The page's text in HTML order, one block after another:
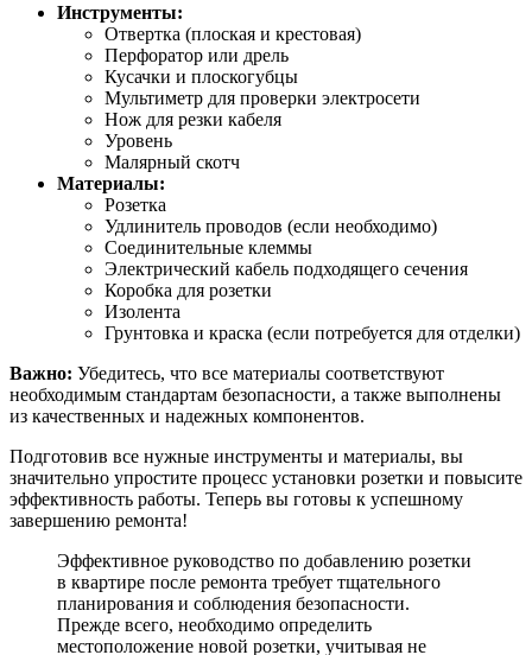
Инструменты:
Отвертка (плоская и крестовая)
Перфоратор или дрель
Кусачки и плоскогубцы
Мультиметр для проверки электросети
Нож для резки кабеля
Уровень
Малярный скотч
Материалы:
Розетка
Удлинитель проводов (если необходимо)
Соединительные клеммы
Электрический кабель подходящего сечения
Коробка для розетки
Изолента
Грунтовка и краска (если потребуется для отделки)
Важно: Убедитесь, что все материалы соответствуют
необходимым стандартам безопасности, а также выполнены
из качественных и надежных компонентов.
Подготовив все нужные инструменты и материалы, вы
значительно упростите процесс установки розетки и повысите
эффективность работы. Теперь вы готовы к успешному
завершению ремонта!
Эффективное руководство по добавлению розетки
в квартире после ремонта требует тщательного
планирования и соблюдения безопасности.
Прежде всего, необходимо определить
местоположение новой розетки, учитывая не